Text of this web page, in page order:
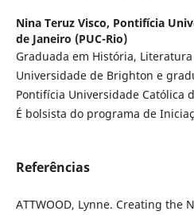
Nina Teruz Visco, Pontifícia
de Janeiro (PUC-Rio)
Graduada em História,
Universidade de Brighton e
Pontifícia Universidade Católica
É bolsista do programa de
Referências
ATTWOOD, Lynne. Creating the